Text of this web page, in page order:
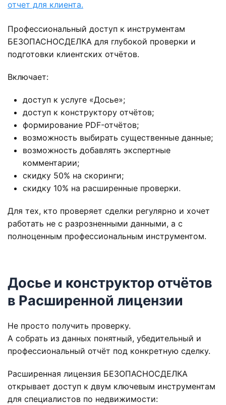
Профессиональный доступ к инструментам
БЕЗОПАСНОСДЕЛКА для глубокой проверки и
подготовки клиентских отчётов.
Включает:
доступ к услуге «Досье»;
доступ к конструктору отчётов;
формирование PDF-отчётов;
возможность выбирать существенные данные;
возможность добавлять экспертные
комментарии;
скидку 50% на скоринги;
скидку 10% на расширенные проверки.
Для тех, кто проверяет сделки регулярно и хочет
работать не с разрозненными данными, а с
полноценным профессиональным инструментом.
Досье и конструктор отчётов
в Расширенной лицензии
Не просто получить проверку.
А собрать из данных понятный, убедительный и
профессиональный отчёт под конкретную сделку.
Расширенная лицензия БЕЗОПАСНОСДЕЛКА
открывает доступ к двум ключевым инструментам
для специалистов по недвижимости: